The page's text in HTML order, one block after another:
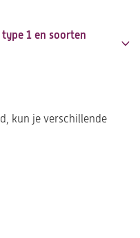
1 en soorten
kun je verschillende